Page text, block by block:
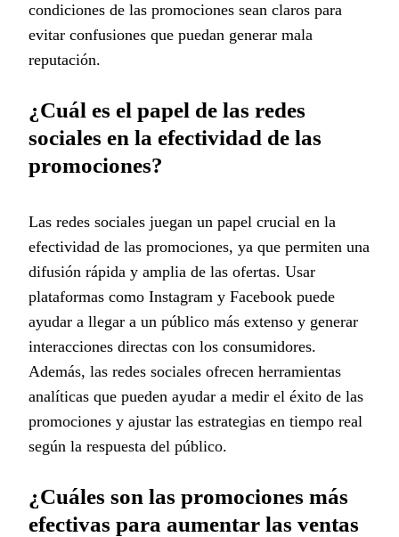
condiciones de las promociones sean claros para
evitar confusiones que puedan generar mala
reputación.
¿Cuál es el papel de las redes
sociales en la efectividad de las
promociones?
Las redes sociales juegan un papel crucial en la
efectividad de las promociones, ya que permiten una
difusión rápida y amplia de las ofertas. Usar
plataformas como Instagram y Facebook puede
ayudar a llegar a un público más extenso y generar
interacciones directas con los consumidores.
Además, las redes sociales ofrecen herramientas
analíticas que pueden ayudar a medir el éxito de las
promociones y ajustar las estrategias en tiempo real
según la respuesta del público.
¿Cuáles son las promociones más
efectivas para aumentar las ventas